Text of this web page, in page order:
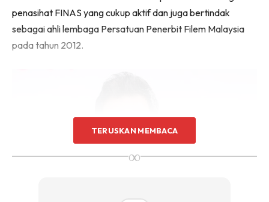
penasihat FINAS yang cukup aktif dan juga bertindak
sebagai ahli lembaga Persatuan Penerbit Filem Malaysia
pada tahun 2012.
TERUSKAN MEMBACA
∞